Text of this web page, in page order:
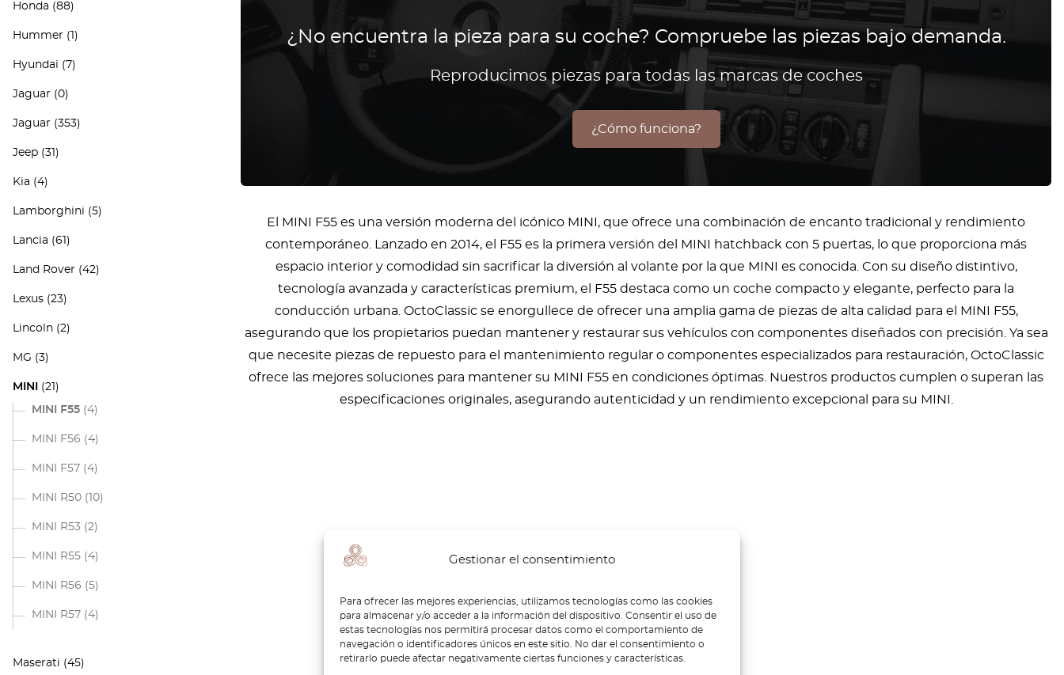
Gestionar el consentimiento
Para ofrecer las mejores experiencias, utilizamos tecnologías como las cookies
para almacenar y/o acceder a la información del dispositivo. Consentir el uso de
estas tecnologías nos permitirá procesar datos como el comportamiento de
navegación o identificadores únicos en este sitio. No dar el consentimiento o
retirarlo puede afectar negativamente ciertas funciones y características.
Honda (88)
Hummer (1)
Hyundai (7)
Jaguar (0)
Jaguar (353)
Jeep (31)
Kia (4)
Lamborghini (5)
Lancia (61)
Land Rover (42)
Lexus (23)
Lincoln (2)
MG (3)
MINI (21)
MINI F55 (4)
MINI F56 (4)
MINI F57 (4)
MINI R50 (10)
MINI R53 (2)
MINI R55 (4)
MINI R56 (5)
MINI R57 (4)
Maserati (45)
¿No encuentra la pieza para su coche? Compruebe las piezas bajo demanda.
Reproducimos piezas para todas las marcas de coches
¿Cómo funciona?
El MINI F55 es una versión moderna del icónico MINI, que ofrece una combinación de encanto tradicional y rendimiento
contemporáneo. Lanzado en 2014, el F55 es la primera versión del MINI hatchback con 5 puertas, lo que proporciona más
espacio interior y comodidad sin sacrificar la diversión al volante por la que MINI es conocida. Con su diseño distintivo,
tecnología avanzada y características premium, el F55 destaca como un coche compacto y elegante, perfecto para la
conducción urbana. OctoClassic se enorgullece de ofrecer una amplia gama de piezas de alta calidad para el MINI F55,
asegurando que los propietarios puedan mantener y restaurar sus vehículos con componentes diseñados con precisión. Ya sea
que necesite piezas de repuesto para el mantenimiento regular o componentes especializados para restauración, OctoClassic
ofrece las mejores soluciones para mantener su MINI F55 en condiciones óptimas. Nuestros productos cumplen o superan las
especificaciones originales, asegurando autenticidad y un rendimiento excepcional para su MINI.